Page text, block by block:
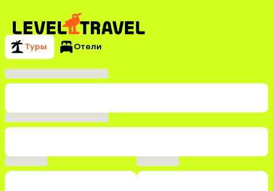
Туры Отели